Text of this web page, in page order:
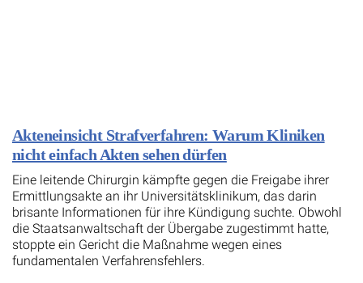
Akteneinsicht Strafverfahren: Warum Kliniken
nicht einfach Akten sehen dürfen
Eine leitende Chirurgin kämpfte gegen die Freigabe ihrer
Ermittlungsakte an ihr Universitätsklinikum, das darin
brisante Informationen für ihre Kündigung suchte. Obwohl
die Staatsanwaltschaft der Übergabe zugestimmt hatte,
stoppte ein Gericht die Maßnahme wegen eines
fundamentalen Verfahrensfehlers.